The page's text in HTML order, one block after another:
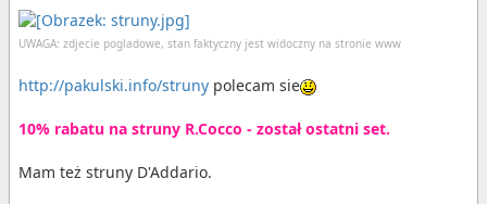
UWAGA: zdjecie pogladowe, stan faktyczny jest widoczny na stronie www
http://pakulski.info/struny polecam sie
10% rabatu na struny R.Cocco - został ostatni set.
Mam też struny D'Addario.